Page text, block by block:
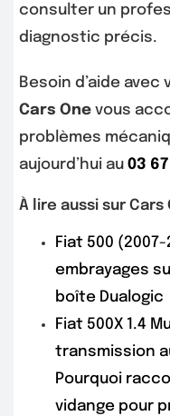
consulter un
diagnostic précis.
Besoin d’aide avec
Cars One vous
problèmes
aujourd’hui au 03
À lire aussi sur Cars
Fiat 500
embrayages
boîte Dualogic
Fiat 500X 1.4
transmission
Pourquoi
vidange pour